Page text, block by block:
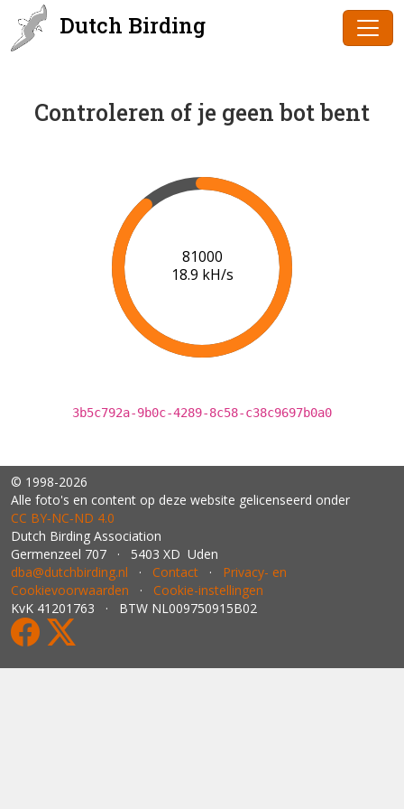
Dutch Birding
Controleren of je geen bot bent
83000
19.0 kH/s
3b5c792a-9b0c-4289-8c58-c38c9697b0a0
© 1998-2026
Alle foto's en content op deze website gelicenseerd onder
CC BY‑NC‑ND 4.0
Dutch Birding Association
Germenzeel 707 · 5403 XD Uden
dba@dutchbirding.nl · Contact · Privacy- en
Cookievoorwaarden · Cookie-instellingen
KvK 41201763 · BTW NL009750915B02